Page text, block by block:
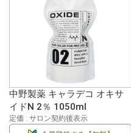
中野製薬 キャラデコ オキサ
イドN 2％ 1050ml
定価 : サロン契約後表示